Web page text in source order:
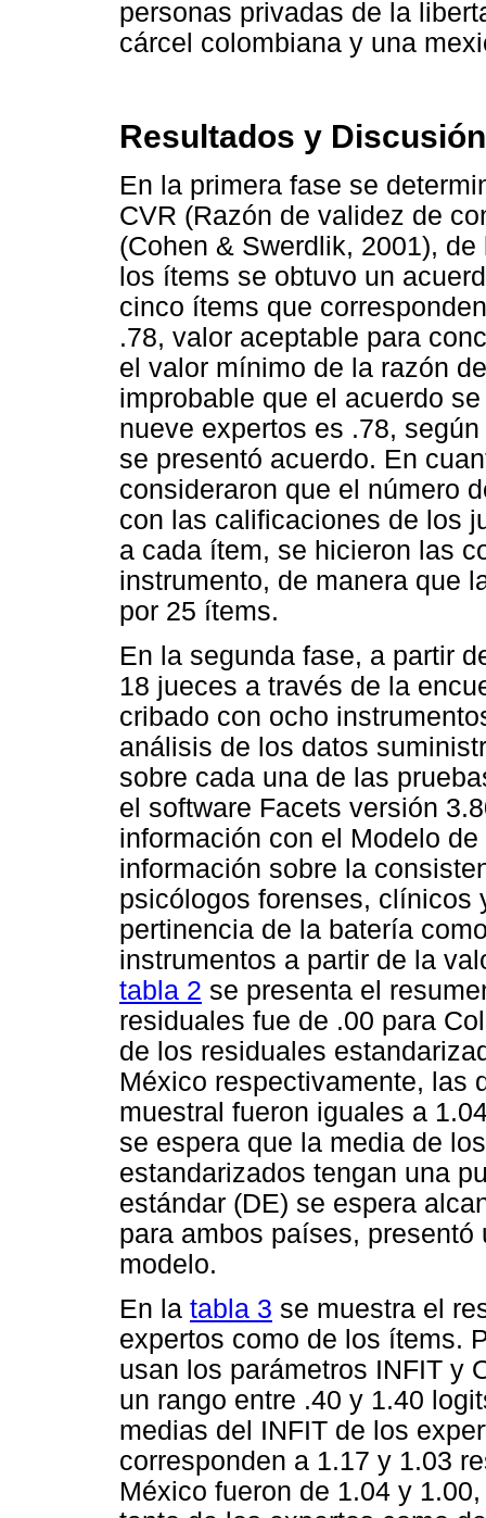
personas privadas de la
cárcel colombiana y una
Resultados y Discusión
En la primera fase se
CVR (Razón de validez de
(Cohen & Swerdlik, 2001),
los ítems se obtuvo un
cinco ítems que
.78, valor aceptable para
el valor mínimo de la razón
improbable que el acuerdo
nueve expertos es .78,
se presentó acuerdo. En
consideraron que el número
con las calificaciones de los
a cada ítem, se hicieron las
instrumento, de manera que
por 25 ítems.
En la segunda fase, a partir
18 jueces a través de la
cribado con ocho
análisis de los datos
sobre cada una de las
el software Facets versión
información con el Modelo
información sobre la
psicólogos forenses, clínicos
pertinencia de la batería
instrumentos a partir de la
tabla 2 se presenta el
residuales fue de .00 para
de los residuales
México respectivamente, las
muestral fueron iguales a
se espera que la media de
estandarizados tengan una
estándar (DE) se espera
para ambos países,
modelo.
En la tabla 3 se muestra el
expertos como de los ítems.
usan los parámetros INFIT y
un rango entre .40 y 1.40
medias del INFIT de los
corresponden a 1.17 y 1.03
México fueron de 1.04 y